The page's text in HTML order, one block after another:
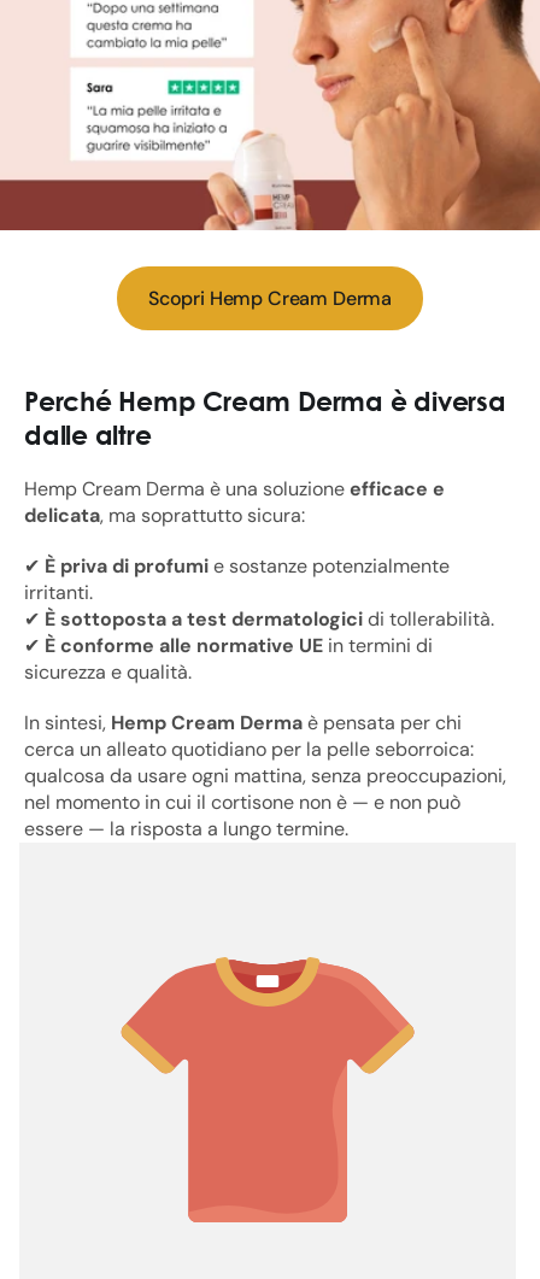
Scopri Hemp Cream Derma
Perché Hemp Cream Derma è diversa
dalle altre
Hemp Cream Derma è una soluzioneefficace e
delicata, ma soprattutto sicura:
✔ È priva di profumie sostanze potenzialmente
irritanti.
✔ È sottoposta a test dermatologicidi tollerabilità.
✔ È conforme alle normative UE in termini di
sicurezza e qualità.
In sintesi, Hemp Cream Dermaè pensata per chi
cerca un alleato quotidiano per la pelle seborroica:
qualcosa da usare ogni mattina, senza preoccupazioni,
nel momento in cui il cortisone non è — e non può
essere — la risposta a lungo termine.